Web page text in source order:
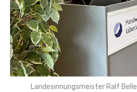
Landesinnungsmeister Ralf